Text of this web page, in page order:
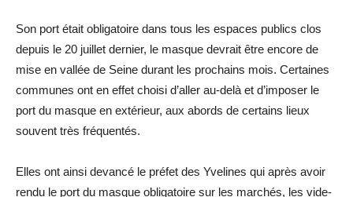
Son port était obligatoire dans tous les espaces publics clos
depuis le 20 juillet dernier, le masque devrait être encore de
mise en vallée de Seine durant les prochains mois. Certaines
communes ont en effet choisi d’aller au-delà et d’imposer le
port du masque en extérieur, aux abords de certains lieux
souvent très fréquentés.
Elles ont ainsi devancé le préfet des Yvelines qui après avoir
rendu le port du masque obligatoire sur les marchés, les vide-